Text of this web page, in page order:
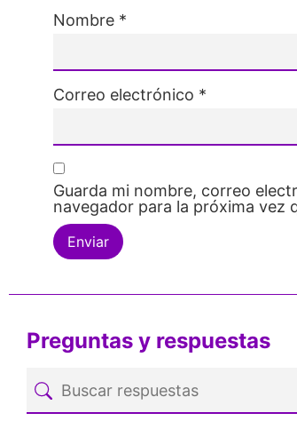
Nombre *
Correo electrónico *
Guarda mi nombre, correo
navegador para la próxima vez
Preguntas y respuestas